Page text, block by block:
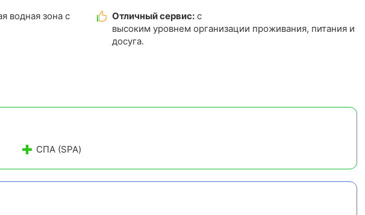
водная зона с
Отличный сервис: с
высоким уровнем организации проживания, питания и
досуга.
СПА (SPA)